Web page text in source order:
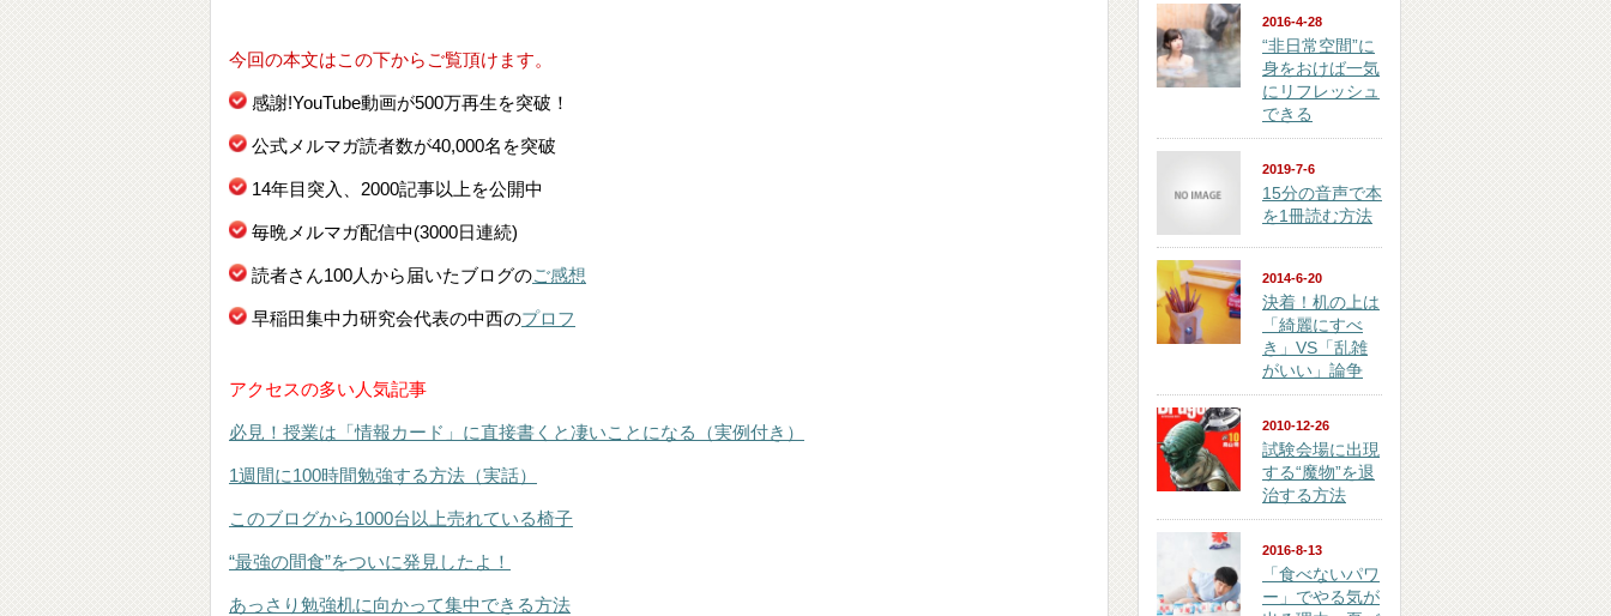
今回の本文はこの下からご覧頂けます。
感謝!YouTube動画が500万再生を突破！
公式メルマガ読者数が40,000名を突破
14年目突入、2000記事以上を公開中
毎晩メルマガ配信中(3000日連続)
読者さん100人から届いたブログのご感想
早稲田集中力研究会代表の中西のプロフ
アクセスの多い人気記事
必見！授業は「情報カード」に直接書くと凄いことになる（実例付き）
1週間に100時間勉強する方法（実話）
このブログから1000台以上売れている椅子
“最強の間食”をついに発見したよ！
あっさり勉強机に向かって集中できる方法
2016-4-28
“非日常空間”に
身をおけば一気
にリフレッシュ
できる
2019-7-6
15分の音声で本
を1冊読む方法
2014-6-20
決着！机の上は
「綺麗にすべ
き」VS「乱雑
がいい」論争
2010-12-26
試験会場に出現
する“魔物”を退
治する方法
2016-8-13
「食べないパワ
ー」でやる気が